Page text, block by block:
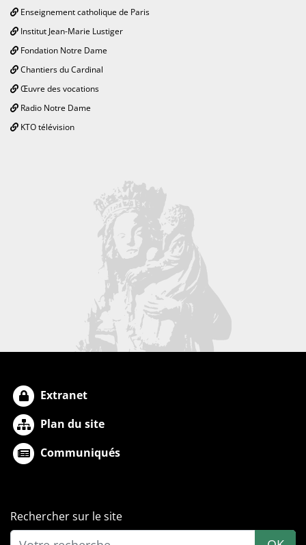
Enseignement catholique de Paris
Institut Jean-Marie Lustiger
Fondation Notre Dame
Chantiers du Cardinal
Œuvre des vocations
Radio Notre Dame
KTO télévision
Extranet
Plan du site
Communiqués
Rechercher sur le site